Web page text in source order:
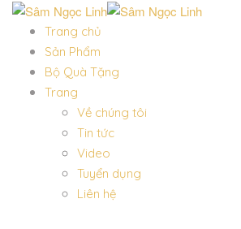
Trang chủ
Sản Phẩm
Bộ Quà Tặng
Trang
Về chúng tôi
Tin tức
Video
Tuyển dụng
Liên hệ